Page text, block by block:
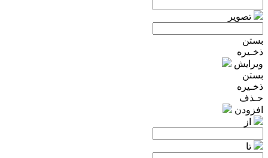
تصویر
بستن
ذخـیره
ویرایش
بستن
ذخـیره
حـذف
افزودن
از
تا